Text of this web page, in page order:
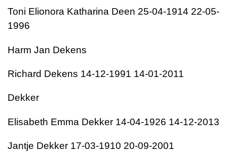
Toni Elionora Katharina Deen 25-04-1914 22-05-
1996
Harm Jan Dekens
Richard Dekens 14-12-1991 14-01-2011
Dekker
Elisabeth Emma Dekker 14-04-1926 14-12-2013
Jantje Dekker 17-03-1910 20-09-2001